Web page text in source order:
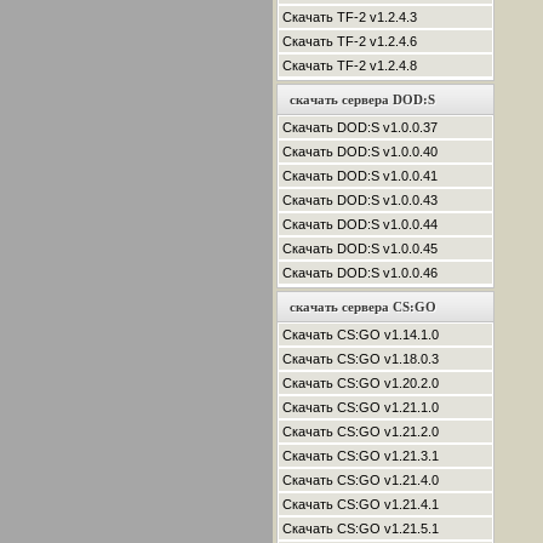
Скачать TF-2 v1.2.4.3
Скачать TF-2 v1.2.4.6
Скачать TF-2 v1.2.4.8
скачать сервера DOD:S
Скачать DOD:S v1.0.0.37
Скачать DOD:S v1.0.0.40
Скачать DOD:S v1.0.0.41
Скачать DOD:S v1.0.0.43
Скачать DOD:S v1.0.0.44
Скачать DOD:S v1.0.0.45
Скачать DOD:S v1.0.0.46
скачать сервера CS:GO
Скачать CS:GO v1.14.1.0
Скачать CS:GO v1.18.0.3
Скачать CS:GO v1.20.2.0
Скачать CS:GO v1.21.1.0
Скачать CS:GO v1.21.2.0
Скачать CS:GO v1.21.3.1
Скачать CS:GO v1.21.4.0
Скачать CS:GO v1.21.4.1
Скачать CS:GO v1.21.5.1